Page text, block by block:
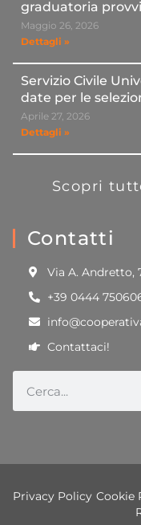
graduatoria
Maggio 26, 2026
Dettagli »
Servizio Civile
date per le
Aprile 27, 2026
Dettagli »
Scopri
Contatti
Via A. Andretto,
+39 0444
Contattaci!
Privacy Policy Cookie